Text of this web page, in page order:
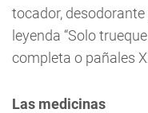
tocador,
leyenda “Solo
completa o pañales
Las medicinas